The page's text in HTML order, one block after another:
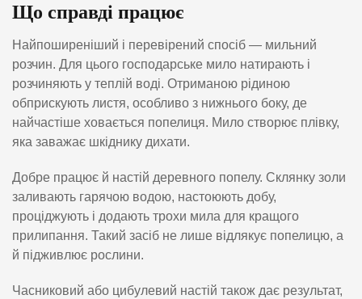
Що справді працює
Найпоширеніший і перевірений спосіб — мильний
розчин. Для цього господарське мило натирають і
розчиняють у теплій воді. Отриманою рідиною
обприскують листя, особливо з нижнього боку, де
найчастіше ховається попелиця. Мило створює плівку,
яка заважає шкіднику дихати.
Добре працює й настій деревного попелу. Склянку золи
заливають гарячою водою, настоюють добу,
проціджують і додають трохи мила для кращого
прилипання. Такий засіб не лише відлякує попелицю, а
й підживлює рослини.
Часниковий або цибулевий настій також дає результат,